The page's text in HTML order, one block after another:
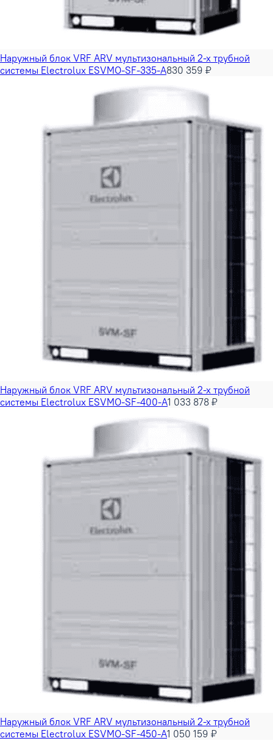
Наружный блок VRF ARV мультизональный 2-х трубной
системы Electrolux ESVMO-SF-335-A830 359 ₽
Наружный блок VRF ARV мультизональный 2-х трубной
системы Electrolux ESVMO-SF-400-A1 033 878 ₽
Наружный блок VRF ARV мультизональный 2-х трубной
системы Electrolux ESVMO-SF-450-A1 050 159 ₽